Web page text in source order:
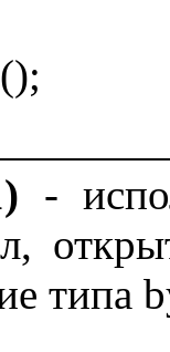
();
-
типа